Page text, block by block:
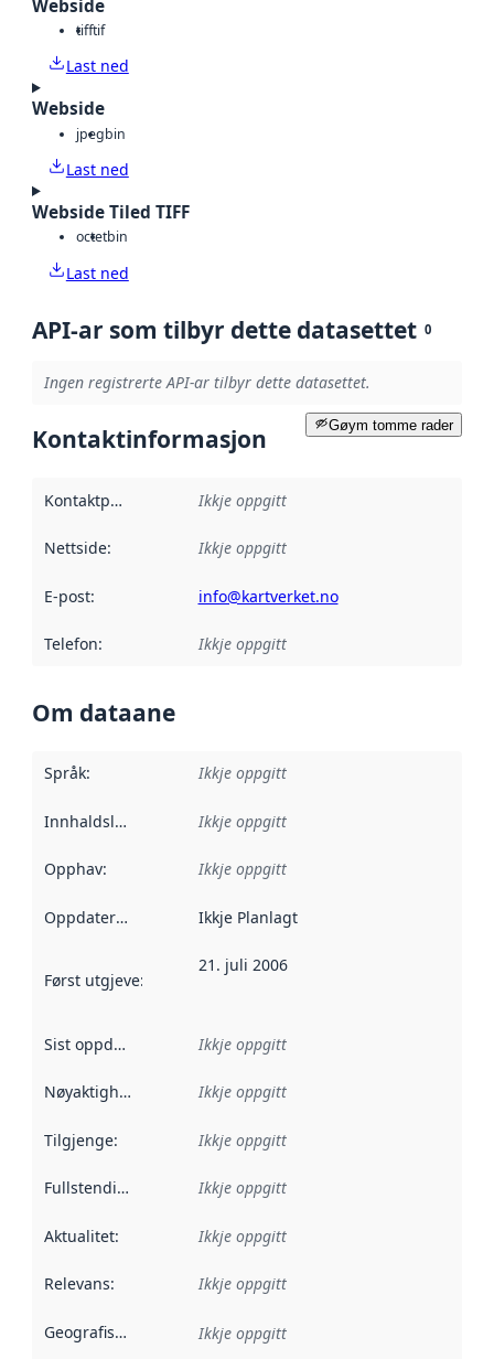
Webside
tifftif
Last ned
Webside
jpegbin
Last ned
Webside Tiled TIFF
octetbin
Last ned
API-ar som tilbyr dette datasettet 0
Ingen registrerte API-ar tilbyr dette datasettet.
Gøym tomme rader
Kontaktinformasjon
Kontaktpunkt Ikkje oppgitt
Nettside: Ikkje oppgitt
E-post: info@kartverket.no
Telefon: Ikkje oppgitt
Om dataane
Språk: Ikkje oppgitt
Innhaldsleverandørar :
Ikkje oppgitt
Opphav: Ikkje oppgitt
Oppdateringsfrekvens :
Ikkje Planlagt
Først utgjeve: Denne datoen seier når dataa i dette
21. juli 2006
Sist oppdatert Ikkje oppgitt
Nøyaktigheit Ikkje oppgitt
Tilgjenge: Ikkje oppgitt
Fullstendigheit Ikkje oppgitt
Aktualitet: Ikkje oppgitt
Relevans: Ikkje oppgitt
Geografisk område Ikkje oppgitt